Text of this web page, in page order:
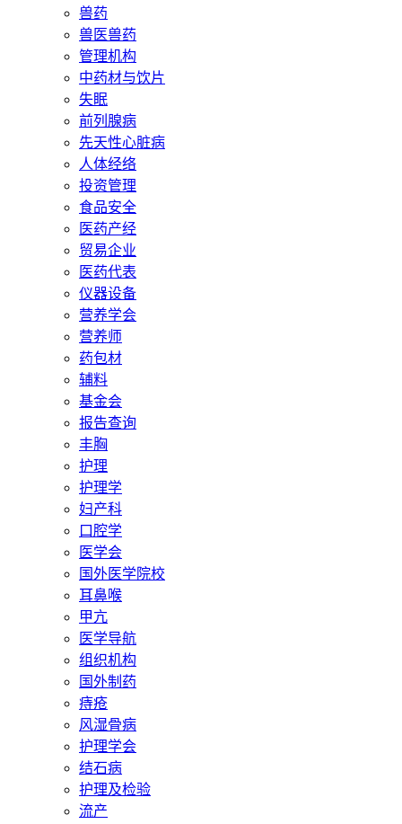
兽药
兽医兽药
管理机构
中药材与饮片
失眠
前列腺病
先天性心脏病
人体经络
投资管理
食品安全
医药产经
贸易企业
医药代表
仪器设备
营养学会
营养师
药包材
辅料
基金会
报告查询
丰胸
护理
护理学
妇产科
口腔学
医学会
国外医学院校
耳鼻喉
甲亢
医学导航
组织机构
国外制药
痔疮
风湿骨病
护理学会
结石病
护理及检验
流产